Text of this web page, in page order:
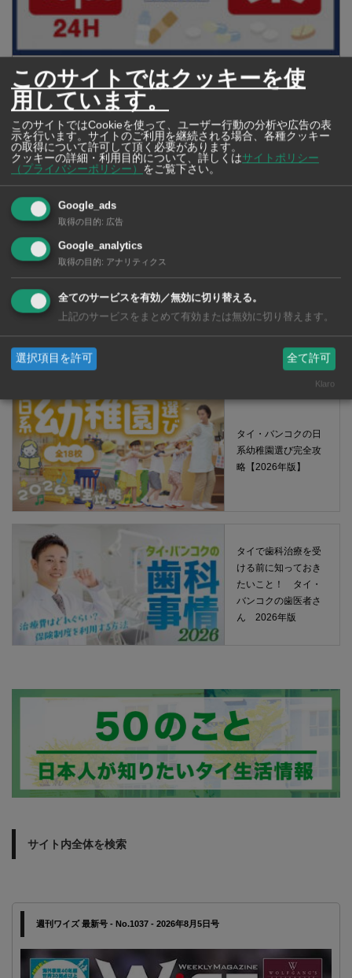
【タイ・バンコク】 マルシェトンロー内の「TOPS」で買える薬
2026年版
【タイ・バンコ
タイ・バンコクの保
育園選び完全攻略
タイ・バンコクの日
系幼稚園選び完全攻
略【2026年版】
タイで歯科治療を受
ける前に知っておき
たいこと！ タイ・
バンコクの歯医者さ
ん 2026年版
サイト内全体を検索
週刊ワイズ 最新号 - No.1037 - 2026年8月5日号
このサイトではクッキーを使
用しています。
このサイトではCookieを使って、ユーザー行動の分析や広告の表
示を行います。サイトのご利用を継続される場合、各種クッキー
の取得について許可して頂く必要があります。
クッキーの詳細・利用目的について、詳しくはサイトポリシー
（プライバシーポリシー）
をご覧下さい。
Google_ads
取得の目的: 広告
Google_analytics
取得の目的: アナリティクス
全てのサービスを有効／無効に切り替える。
上記のサービスをまとめて有効または無効に切り替えます。
選択項目を許可 全て許可
Klaro